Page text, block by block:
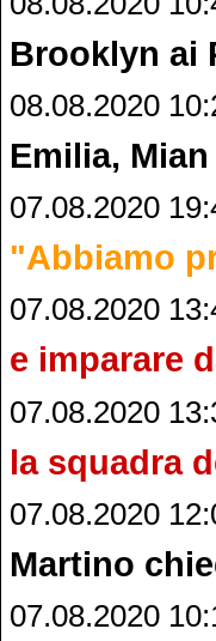
Brooklyn ai
08.08.2020
Emilia,
07.08.2020
"Abbiamo
07.08.2020
e imparare
07.08.2020
la squadra
07.08.2020
Martino
07.08.2020